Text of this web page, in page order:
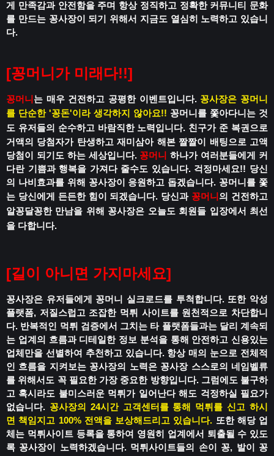
게 만족감과 안전함을 주며 항상 정직하고 정확한 커뮤니티 문화
를 만드는 꽁사장이 되기 위해서 지금도 열심히 노력하고 있습니
다.
[꽁머니가 미래다!!]
꽁머니 는 매우 건전하고 공평한 이벤트입니다. 꽁사장은 꽁머니
를 단순한 '꽁돈'이라 생각하지 않아요!! 꽁머니를 쫓아다니는 것
도 유저들의 순수하고 바람직한 노력입니다. 친구가 준 복권으로
거액의 당첨자가 탄생하고재미삼아 해본 짤짤이 배팅으로 고액
당첨이 되기도 하는 세상입니다. 꽁머니 하나가 여러분들에게 커
다란 기쁨과 행복을 가져다 줄수도 있습니다. 걱정마세요!! 당신
의 나비효과를 위해 꽁사장이 응원하고 돕겠습니다. 꽁머니를 쫓
는 당신에게 든든한 힘이 되겠습니다. 당신과 꽁머니 의 건전하고
알꽁달꽁한 만남을 위해 꽁사장은 오늘도 회원들 입장에서 최선
을 다합니다.
[길이 아니면 가지마세요]
꽁사장은 유저들에게 꽁머니 실크로드를 투척합니다. 또한 악성
플랫폼, 저질스럽고 조잡한 먹튀 사이트를 원천적으로 차단합니
다. 반복적인 먹튀 검증에서 그치는 타 플랫폼들과는 달리 계속되
는 업계의 흐름과 디테일한 정보 분석을 통해 안전하고 신용있는
업체만을 선별하여 추천하고 있습니다. 항상 매의 눈으로 전체적
인 흐름을 지켜보는 꽁사장의 노력은 꽁사장 스스로의 네임벨류
를 위해서도 꼭 필요한 가장 중요한 방향입니다. 그럼에도 불구하
고 혹시라도 불미스러운 먹튀가 일어난다 해도 걱정하실 필요가
없습니다. 꽁사장의 24시간 고객센터를 통해 먹튀를 신고 하시
면책임지고 100% 전액을 보상해드리고 있습니다. 또한 해당 업
체는 먹튀사이트 등록을 통하여 영원히 업계에서 퇴출될 수 있도
록 꽁사장이 노력하겠습니다. 먹튀사이트들의 손이 꽁, 발이 꽁